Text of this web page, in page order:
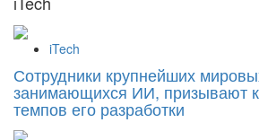
iTech
Сотрудники крупнейших
занимающихся ИИ, призывают
темпов его разработки